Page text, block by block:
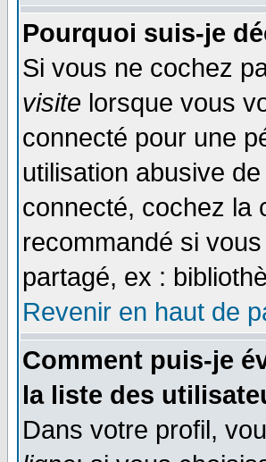
Pourquoi suis-je
Si vous ne cochez
visite lorsque vous
connecté pour une
utilisation abusive
connecté, cochez la
recommandé si
partagé, ex :
Revenir en haut de
Comment puis-je
la liste des
Dans votre profil,